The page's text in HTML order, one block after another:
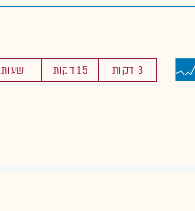
שעות 15 דקות 3 דקות